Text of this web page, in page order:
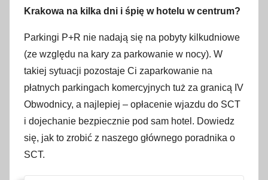
Krakowa na kilka dni i śpię w hotelu w centrum?
Parkingi P+R nie nadają się na pobyty kilkudniowe
(ze względu na kary za parkowanie w nocy). W
takiej sytuacji pozostaje Ci zaparkowanie na
płatnych parkingach komercyjnych tuż za granicą IV
Obwodnicy, a najlepiej – opłacenie wjazdu do SCT
i dojechanie bezpiecznie pod sam hotel. Dowiedz
się, jak to zrobić z naszego głównego poradnika o
SCT.